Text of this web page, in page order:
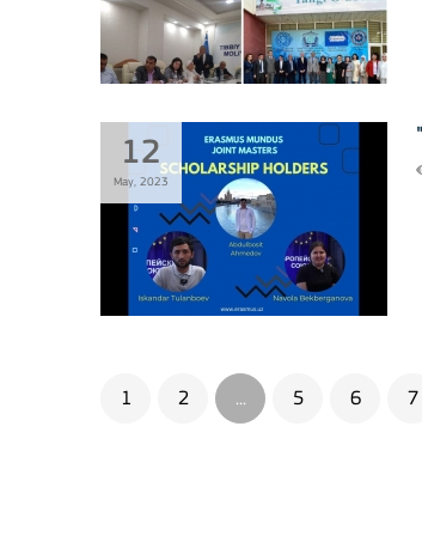
12
May, 2023
1 2 ... 5 6 7
Key Action 2: